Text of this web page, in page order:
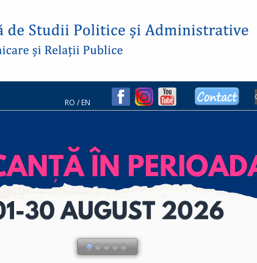
RO /EN